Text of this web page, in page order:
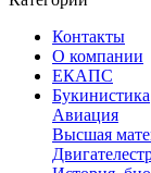
Контакты
О компании
ЕКАПС
Букинистика
Авиация
Высшая